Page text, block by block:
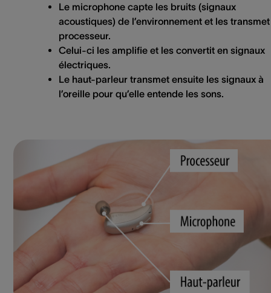
Le microphone capte les bruits (signaux
acoustiques) de l’environnement et les
processeur.
Celui-ci les amplifie et les convertit en signaux
électriques.
Le haut-parleur transmet ensuite les signaux à
l’oreille pour qu’elle entende les sons.